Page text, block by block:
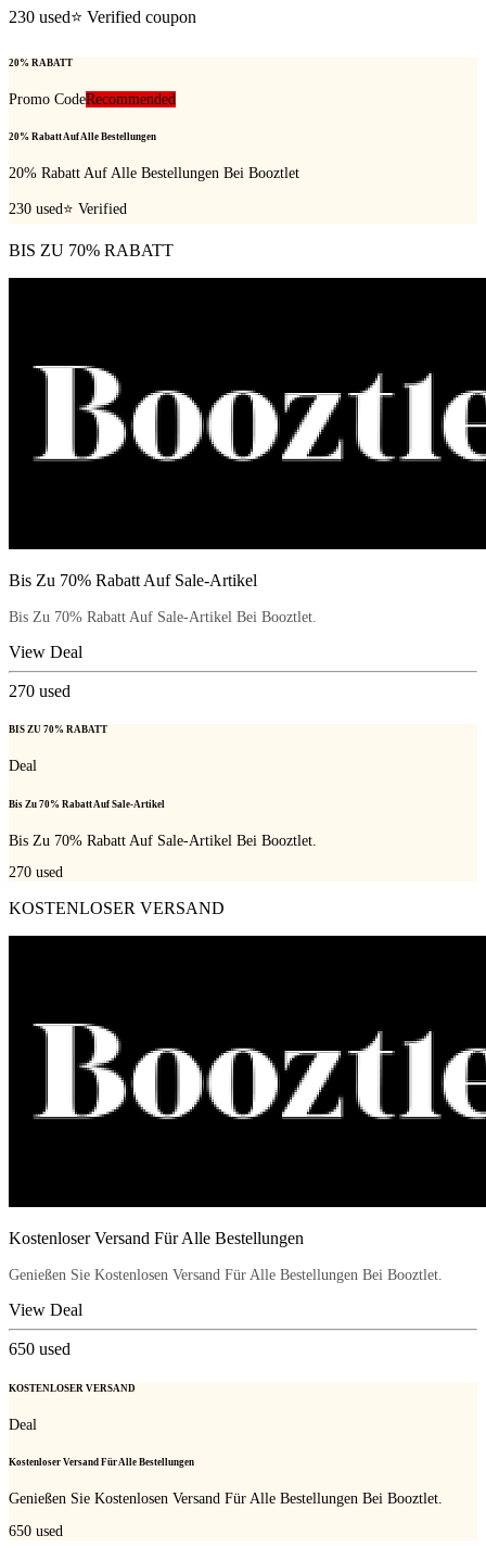
230 used⭐ Verified coupon
20% RABATT
Promo CodeRecommended
20% Rabatt Auf Alle Bestellungen
20% Rabatt Auf Alle Bestellungen Bei Booztlet
230 used ⭐ Verified
BIS ZU 70% RABATT
Bis Zu 70% Rabatt Auf Sale-Artikel
Bis Zu 70% Rabatt Auf Sale-Artikel Bei Booztlet.
View Deal
270 used
BIS ZU 70% RABATT
Deal
Bis Zu 70% Rabatt Auf Sale-Artikel
Bis Zu 70% Rabatt Auf Sale-Artikel Bei Booztlet.
270 used
KOSTENLOSER VERSAND
Kostenloser Versand Für Alle Bestellungen
Genießen Sie Kostenlosen Versand Für Alle Bestellungen Bei Booztlet.
View Deal
650 used
KOSTENLOSER VERSAND
Deal
Kostenloser Versand Für Alle Bestellungen
Genießen Sie Kostenlosen Versand Für Alle Bestellungen Bei Booztlet.
650 used